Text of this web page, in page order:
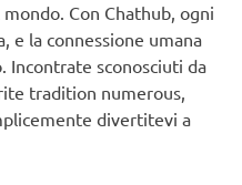
Con Chathub, ogni
e la connessione umana
Incontrate sconosciuti da
tradition numerous,
divertitevi a